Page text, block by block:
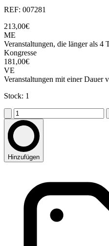
REF: 007281
213,00€
ME
Veranstaltungen, die länger als 4
Kongresse
181,00€
VE
Veranstaltungen mit einer Dauer
Stock: 1
Hinzufügen